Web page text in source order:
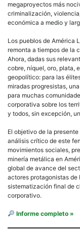
megaproyectos más
criminalización,
económica a medio y
Los pueblos de América
remonta a tiempos de la
Ahora, dadas sus
cobre, níquel, oro, plata,
geopolítico: para las
miradas progresistas,
para muchas
corporativa sobre los
y todos, sin excepción,
El objetivo de la
análisis crítico de este
movimientos sociales,
minería metálica en
global de avance del
actores protagonistas
sistematización final de
corporativo.
Informe completo »